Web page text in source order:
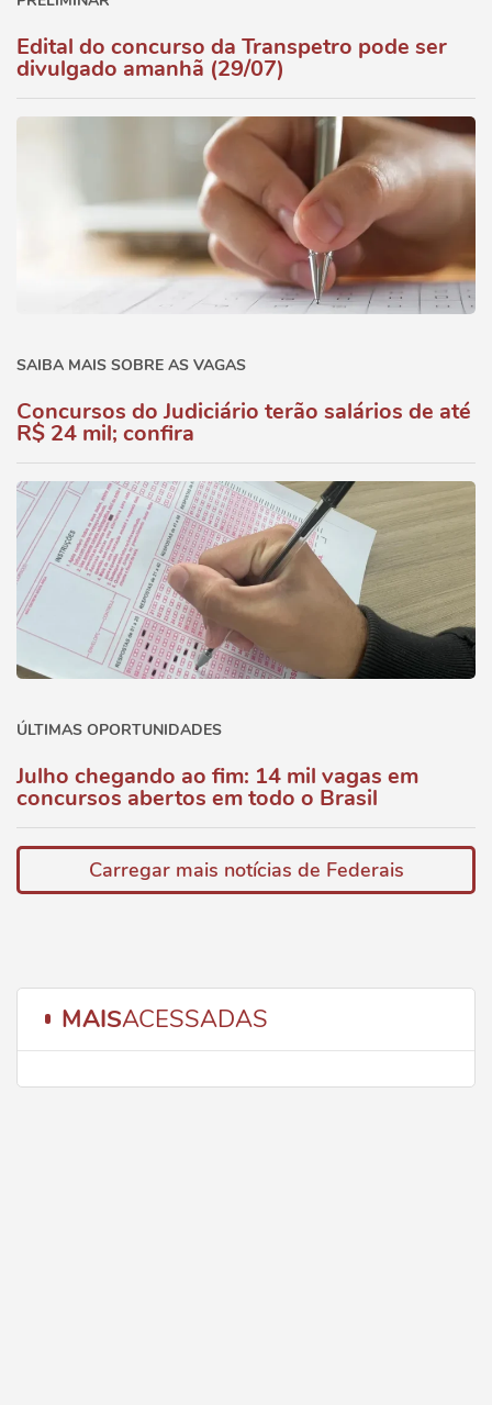
Edital do concurso da Transpetro pode ser
divulgado amanhã (29/07)
SAIBA MAIS SOBRE AS VAGAS
Concursos do Judiciário terão salários de até
R$ 24 mil; confira
ÚLTIMAS OPORTUNIDADES
Julho chegando ao fim: 14 mil vagas em
concursos abertos em todo o Brasil
Carregar mais notícias de Federais
MAISACESSADAS